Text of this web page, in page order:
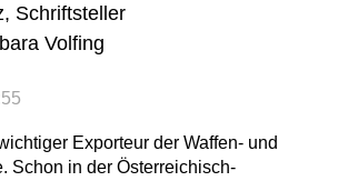
Schriftsteller
Volfing
Exporteur der Waffen- und
Schon in der Österreichisch-